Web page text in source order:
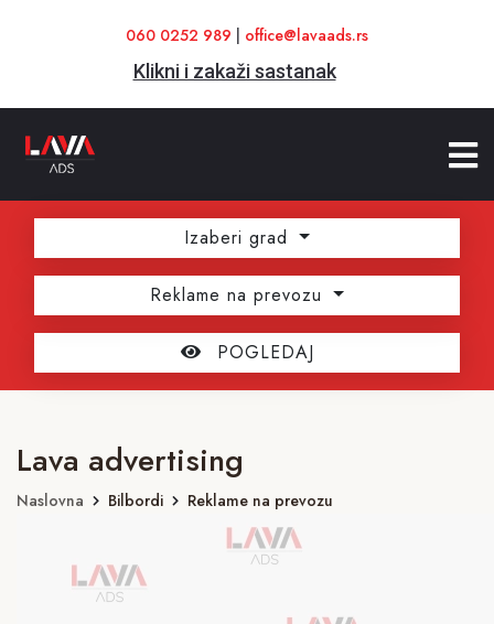
060 0252 989 office@lavaads.rs
Klikni i zakaži sastanak
Izaberi grad
Reklame na prevozu
POGLEDAJ
Lava advertising
Naslovna Bilbordi Reklame na prevozu